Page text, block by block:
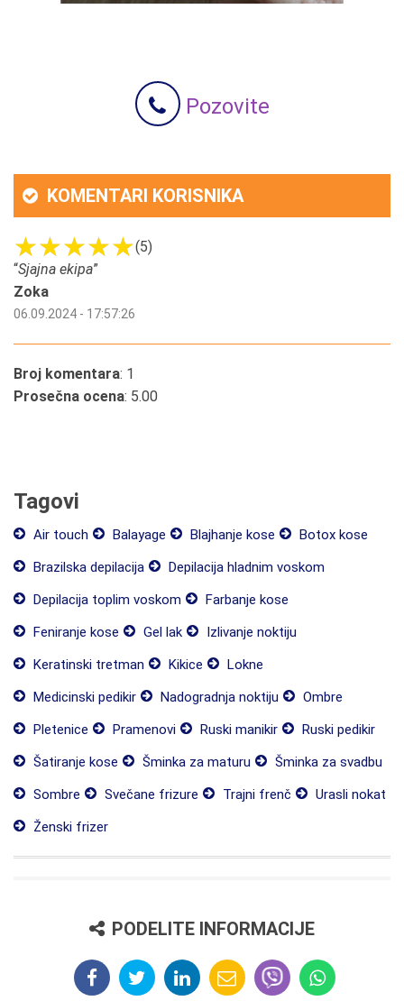
Pozovite
KOMENTARI KORISNIKA
(5)
“Sjajna ekipa”
Zoka
06.09.2024 - 17:57:26
Broj komentara: 1
Prosečna ocena: 5.00
Tagovi
Air touch Balayage Blajhanje kose
Botox kose
Brazilska depilacija
Depilacija hladnim voskom
Depilacija toplim voskom
Farbanje kose
Feniranje kose
Gel lak
Izlivanje noktiju
Keratinski tretman
Kikice
Lokne
Medicinski pedikir
Nadogradnja noktiju
Ombre
Pletenice
Pramenovi Ruski manikir
Ruski pedikir
Šatiranje kose
Šminka za maturu
Šminka za svadbu
Sombre
Svečane frizure Trajni frenč
Urasli nokat
Ženski frizer
PODELITE INFORMACIJE